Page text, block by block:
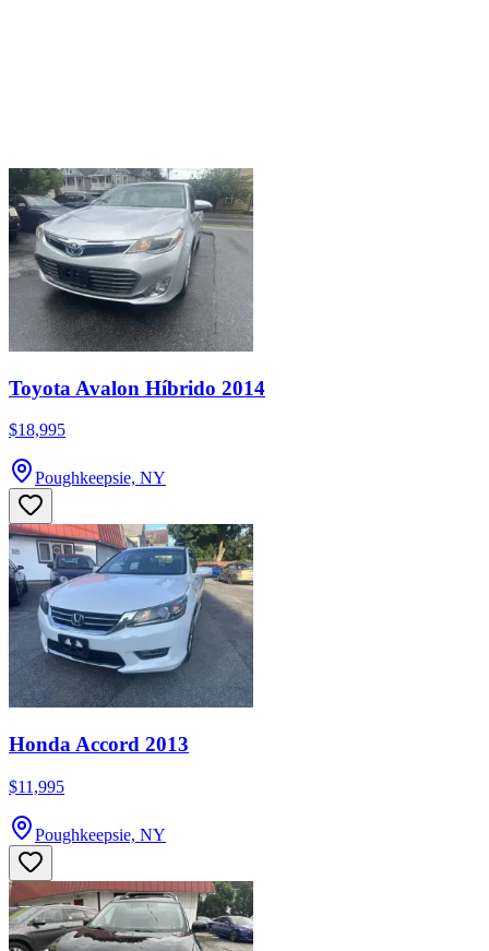
Toyota Avalon Híbrido 2014
$18,995
Poughkeepsie, NY
Honda Accord 2013
$11,995
Poughkeepsie, NY